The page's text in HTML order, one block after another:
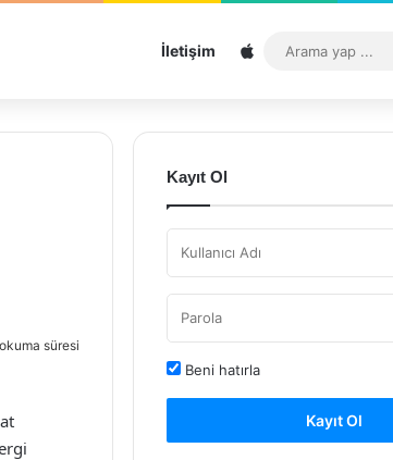
İletişim Sitemap
süresi
Kayıt Ol
Beni hatırla
Kayıt Ol